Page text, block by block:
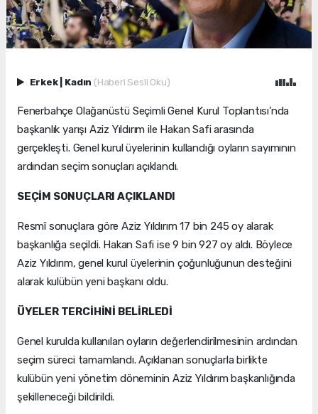
Erkek Kadın (Haberi Sesli Oku)
Fenerbahçe Olağanüstü Seçimli Genel Kurul Toplantısı’nda
başkanlık yarışı Aziz Yıldırım ile Hakan Safi arasında
gerçekleşti. Genel kurul üyelerinin kullandığı oyların sayımının
ardından seçim sonuçları açıklandı.
SEÇİM SONUÇLARI AÇIKLANDI
Resmî sonuçlara göre Aziz Yıldırım 17 bin 245 oy alarak
başkanlığa seçildi. Hakan Safi ise 9 bin 927 oy aldı. Böylece
Aziz Yıldırım, genel kurul üyelerinin çoğunluğunun desteğini
alarak kulübün yeni başkanı oldu.
ÜYELER TERCİHİNİ BELİRLEDİ
Genel kurulda kullanılan oyların değerlendirilmesinin ardından
seçim süreci tamamlandı. Açıklanan sonuçlarla birlikte
kulübün yeni yönetim döneminin Aziz Yıldırım başkanlığında
şekilleneceği bildirildi.